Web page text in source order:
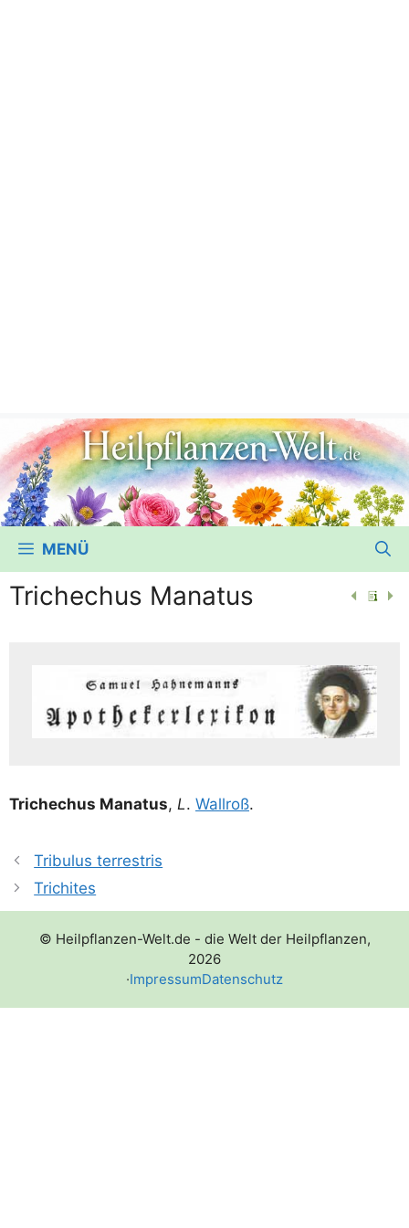
MENÜ
Trichechus Manatus
Tri­chechus Mana­tus, L. Wall­roß.
Tribulus terrestris
Trichites
© Heilpflanzen-Welt.de - die Welt der Heilpflanzen,
2026
·ImpressumDatenschutz